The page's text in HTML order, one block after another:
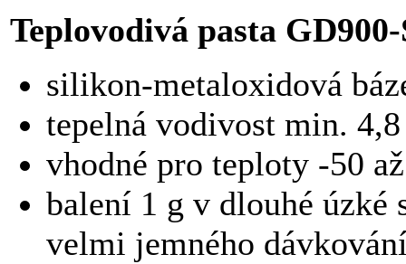
Teplovodivá pasta
silikon-metaloxidová
tepelná vodivost min.
vhodné pro teploty -50
balení 1 g v dlouhé úzké
velmi jemného